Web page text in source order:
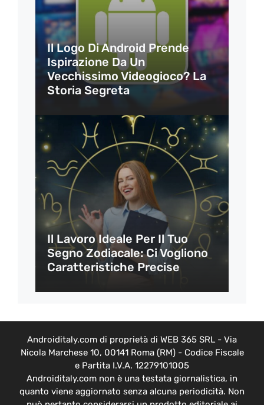
Il Logo Di Android Prende
Ispirazione Da Un
Vecchissimo Videogioco? La
Storia Segreta
Il Lavoro Ideale Per Il Tuo
Segno Zodiacale: Ci Vogliono
Caratteristiche Precise
Androiditaly.com di proprietà di WEB 365 SRL - Via
Nicola Marchese 10, 00141 Roma (RM) - Codice Fiscale
e Partita I.V.A. 12279101005
Androiditaly.com non è una testata giornalistica, in
quanto viene aggiornato senza alcuna periodicità. Non